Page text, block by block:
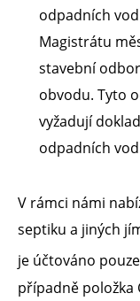
odpadních
Magistrátu
stavební
obvodu. Tyto
vyžadují
odpadních
V rámci námi
septiku a jiných
je účtováno
případně položka